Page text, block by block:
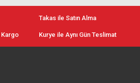
Takas ile Satın Alma
Kurye ile Aynı Gün Teslimat